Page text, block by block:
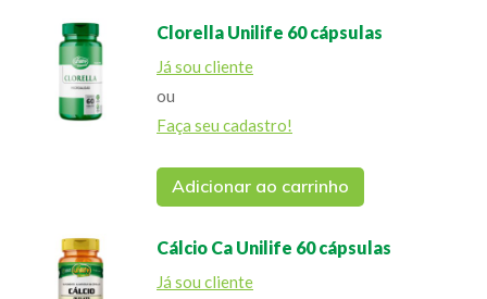
Clorella Unilife 60 cápsulas
Já sou cliente
ou
Faça seu cadastro!
Adicionar ao carrinho
Cálcio Ca Unilife 60 cápsulas
Já sou cliente